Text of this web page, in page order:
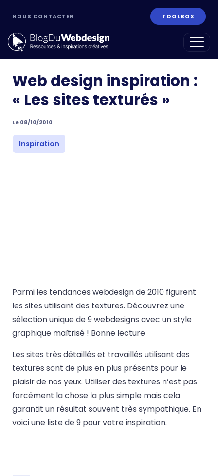
NOUS CONTACTER TOOLBOX
Web design inspiration :
« Les sites texturés »
Le 08/10/2010
Inspiration
Parmi les tendances webdesign de 2010 figurent
les sites utilisant des textures. Découvrez une
sélection unique de 9 webdesigns avec un style
graphique maîtrisé ! Bonne lecture
Les sites très détaillés et travaillés utilisant des
textures sont de plus en plus présents pour le
plaisir de nos yeux. Utiliser des textures n’est pas
forcément la chose la plus simple mais cela
garantit un résultat souvent très sympathique. En
voici une liste de 9 pour votre inspiration.